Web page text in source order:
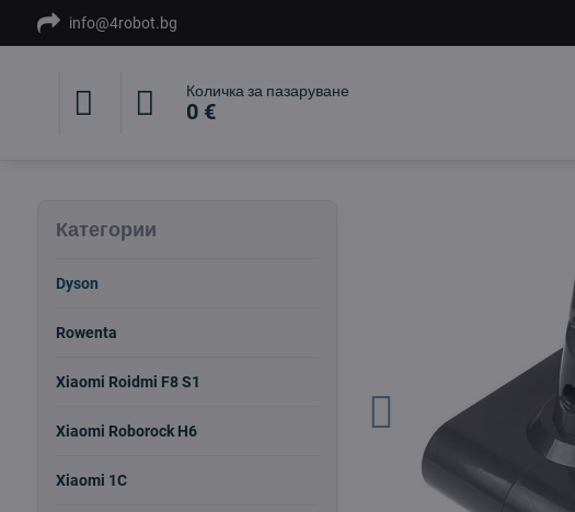
info@4robot.bg
Количка за пазаруване
0 €
Категории
Dyson
Rowenta
Xiaomi Roidmi F8 S1
Xiaomi Roborock H6
Xiaomi 1C